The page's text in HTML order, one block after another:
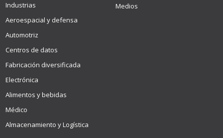
Industrias
Aeroespacial y defensa
Automotriz
Centros de datos
Fabricación diversificada
Electrónica
Alimentos y bebidas
Médico
Almacenamiento y Logística
Medios